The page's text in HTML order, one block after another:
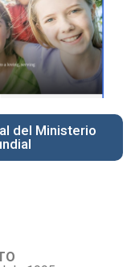
del Ministerio